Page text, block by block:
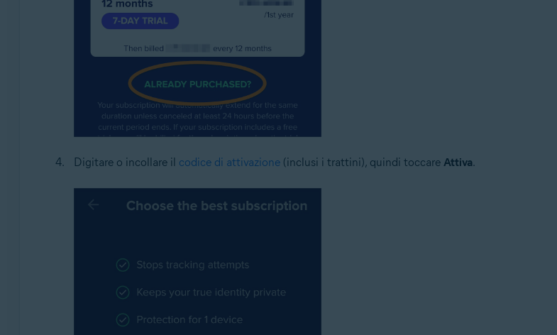
Digitare o incollare il codice di attivazione(inclusi i trattini), quindi toccare Attiva.